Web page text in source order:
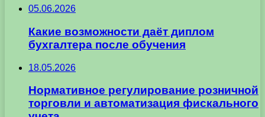
05.06.2026
Какие возможности даёт диплом
бухгалтера после обучения
18.05.2026
Нормативное регулирование розничной
торговли и автоматизация фискального